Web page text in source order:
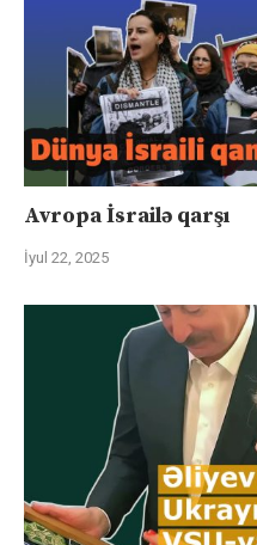
Avropa İsrailə qarşı
İyul 22, 2025